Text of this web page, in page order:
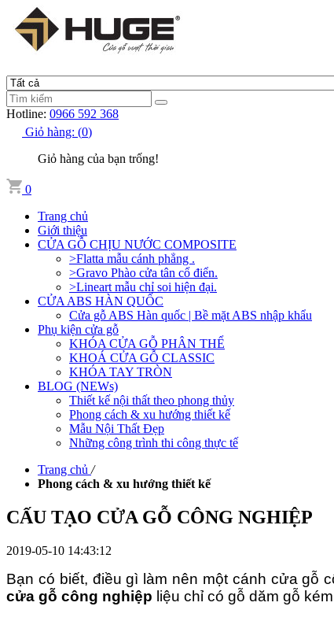
Hotline: 0966 592 368
Giỏ hàng: (0)
Giỏ hàng của bạn trống!
0
Trang chủ
Giới thiệu
CỬA GỖ CHỊU NƯỚC COMPOSITE
>Flatta mẫu cánh phẳng .
>Gravo Phào cửa tân cổ điển.
>Lineart mẫu chỉ soi hiện đại.
CỬA ABS HÀN QUỐC
Cửa gỗ ABS Hàn quốc | Bề mặt ABS nhập khẩu
Phụ kiện cửa gỗ
KHÓA CỬA GỖ PHÂN THỂ
KHOÁ CỬA GỖ CLASSIC
KHÓA TAY TRÒN
BLOG (NEWs)
Thiết kế nội thất theo phong thủy
Phong cách & xu hướng thiết kế
Mẫu Nội Thất Đẹp
Những công trình thi công thực tế
Trang chủ /
Phong cách & xu hướng thiết kế
CẤU TẠO CỬA GỖ CÔNG NGHIỆP
2019-05-10 14:43:12
Bạn có biết, điều gì làm nên một cánh cửa gỗ
cửa gỗ công nghiệp liệu chỉ có gỗ dăm gỗ